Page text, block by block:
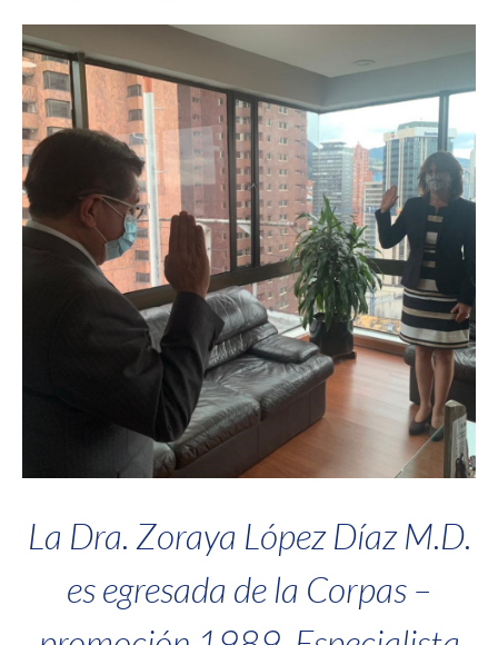
La Dra. Zoraya López Díaz M.D.
es egresada de la Corpas –